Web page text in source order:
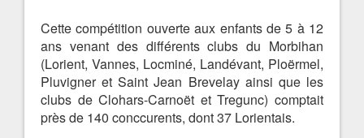
Cette compétition ouverte aux enfants de 5 à 12
ans venant des différents clubs du Morbihan
(Lorient, Vannes, Locminé, Landévant, Ploërmel,
Pluvigner et Saint Jean Brevelay ainsi que les
clubs de Clohars-Carnoët et Tregunc) comptait
près de 140 conccurents, dont 37 Lorientais.